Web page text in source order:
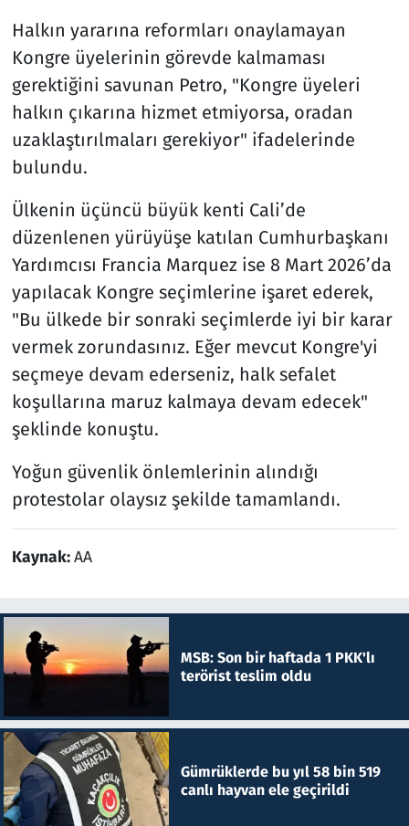
Halkın yararına reformları onaylamayan
Kongre üyelerinin görevde kalmaması
gerektiğini savunan Petro, "Kongre üyeleri
halkın çıkarına hizmet etmiyorsa, oradan
uzaklaştırılmaları gerekiyor" ifadelerinde
bulundu.
Ülkenin üçüncü büyük kenti Cali’de
düzenlenen yürüyüşe katılan Cumhurbaşkanı
Yardımcısı Francia Marquez ise 8 Mart 2026’da
yapılacak Kongre seçimlerine işaret ederek,
"Bu ülkede bir sonraki seçimlerde iyi bir karar
vermek zorundasınız. Eğer mevcut Kongre'yi
seçmeye devam ederseniz, halk sefalet
koşullarına maruz kalmaya devam edecek"
şeklinde konuştu.
Yoğun güvenlik önlemlerinin alındığı
protestolar olaysız şekilde tamamlandı.
Kaynak:AA
MSB: Son bir haftada 1 PKK'lı
terörist teslim oldu
Gümrüklerde bu yıl 58 bin 519
canlı hayvan ele geçirildi